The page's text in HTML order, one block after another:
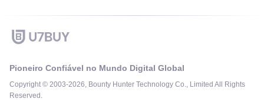
Pioneiro Confiável no Mundo Digital Global
Copyright © 2003-2026, Bounty Hunter Technology Co., Limited All Rights
Reserved.